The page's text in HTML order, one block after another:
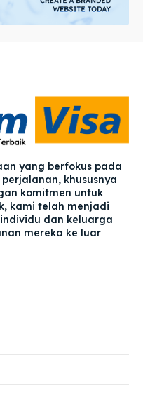
yang berfokus pada
khususnya
komitmen untuk
kami telah menjadi
dan keluarga
mereka ke luar